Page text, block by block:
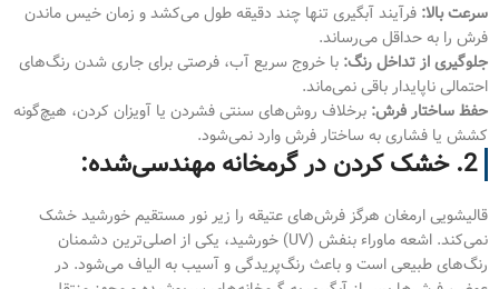
سرعت بالا: فرآیند آبگیری تنها چند دقیقه طول می‌کشد و زمان خیس ماندن
فرش را به حداقل می‌رساند.
جلوگیری از تداخل رنگ: با خروج سریع آب، فرصتی برای جاری شدن رنگ‌های
احتمالی ناپایدار باقی نمی‌ماند.
حفظ ساختار فرش: برخلاف روش‌های سنتی فشردن یا آویزان کردن، هیچ‌گونه
کشش یا فشاری به ساختار فرش وارد نمی‌شود.
2. خشک کردن در گرمخانه مهندسی‌شده:
قالیشویی ارمغان هرگز فرش‌های عتیقه را زیر نور مستقیم خورشید خشک
نمی‌کند. اشعه ماوراء بنفش (UV) خورشید، یکی از اصلی‌ترین دشمنان
رنگ‌های طبیعی است و باعث رنگ‌پریدگی و آسیب به الیاف می‌شود. در